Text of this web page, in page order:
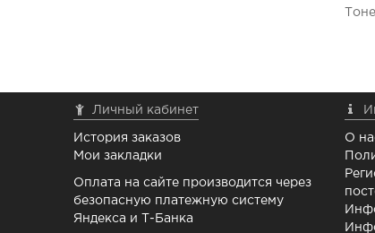
Личный кабинет
История заказов
Мои закладки
Оплата на сайте производится через
безопасную платежную систему
Яндекса и Т-Банка
О